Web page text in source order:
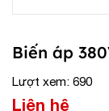
Biến áp
Lượt xem: 690
Liên hệ